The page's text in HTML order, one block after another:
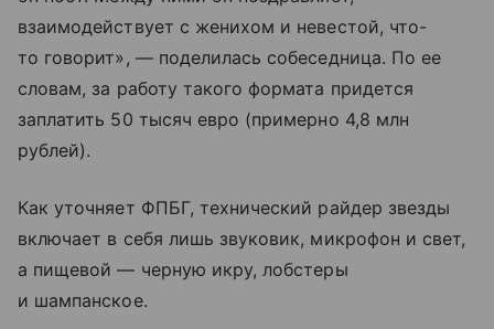
взаимодействует с женихом и невестой, что-
то говорит», — поделилась собеседница. По ее
словам, за работу такого формата придется
заплатить 50 тысяч евро (примерно 4,8 млн
рублей).
Как уточняет ФПБГ, технический райдер звезды
включает в себя лишь звуковик, микрофон и свет,
а пищевой — черную икру, лобстеры
и шампанское.